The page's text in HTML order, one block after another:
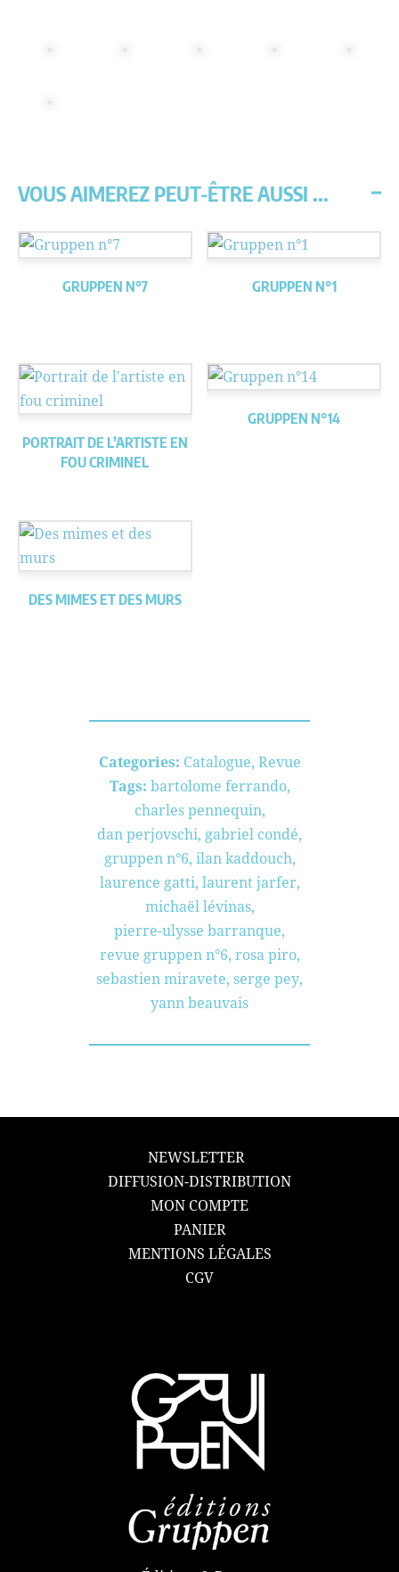
VOUS AIMEREZ PEUT-ÊTRE AUSSI ...
GRUPPEN N°7 GRUPPEN N°1
PORTRAIT DE L’ARTISTE EN
FOU CRIMINEL
GRUPPEN N°14
DES MIMES ET DES MURS
Categories: Catalogue, Revue
Tags: bartolome ferrando,
charles pennequin,
dan perjovschi, gabriel condé,
gruppen n°6, ilan kaddouch,
laurence gatti, laurent jarfer,
michaël lévinas,
pierre-ulysse barranque,
revue gruppen n°6, rosa piro,
sebastien miravete, serge pey,
yann beauvais
NEWSLETTER
DIFFUSION-DISTRIBUTION
MON COMPTE
PANIER
MENTIONS LÉGALES
CGV